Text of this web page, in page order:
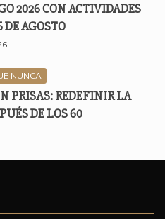
2026 CON ACTIVIDADES
DE AGOSTO
NUNCA
PRISAS: REDEFINIR LA
DE LOS 60